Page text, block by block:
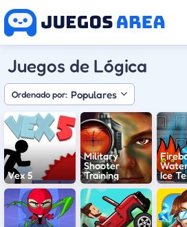
Juegos de Lógica
Ordenado por: Populares
Vex 5
Military
Shooter
Training
Ice